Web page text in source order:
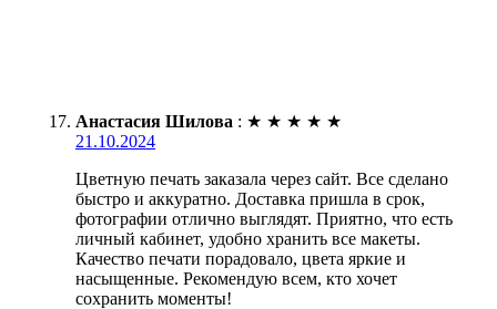
Анастасия Шилова : ★ ★ ★ ★ ★
21.10.2024
Цветную печать заказала через сайт. Все сделано
быстро и аккуратно. Доставка пришла в срок,
фотографии отлично выглядят. Приятно, что есть
личный кабинет, удобно хранить все макеты.
Качество печати порадовало, цвета яркие и
насыщенные. Рекомендую всем, кто хочет
сохранить моменты!